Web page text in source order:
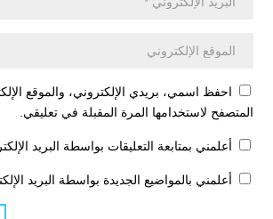
احفظ اسمي، بريدي الإلكتروني، والموقع
المتصفح لاستخدامها المرة المقبلة في تعليقي.
أعلمني بمتابعة التعليقات بواسطة البريد
أعلمني بالمواضيع الجديدة بواسطة البريد